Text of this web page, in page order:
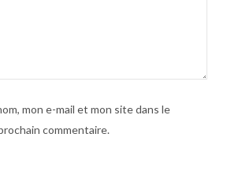
mon e-mail et mon site dans le
commentaire.